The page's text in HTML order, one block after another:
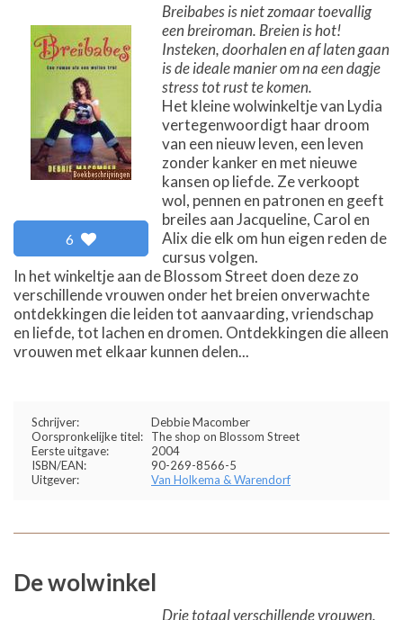
6
Breibabes is niet zomaar toevallig
een breiroman. Breien is hot!
Insteken, doorhalen en af laten gaan
is de ideale manier om na een dagje
stress tot rust te komen.
Het kleine wolwinkeltje van Lydia
vertegenwoordigt haar droom
van een nieuw leven, een leven
zonder kanker en met nieuwe
kansen op liefde. Ze verkoopt
wol, pennen en patronen en geeft
breiles aan Jacqueline, Carol en
Alix die elk om hun eigen reden de
cursus volgen.
In het winkeltje aan de Blossom Street doen deze zo
verschillende vrouwen onder het breien onverwachte
ontdekkingen die leiden tot aanvaarding, vriendschap
en liefde, tot lachen en dromen. Ontdekkingen die alleen
vrouwen met elkaar kunnen delen...
Schrijver:
Debbie Macomber
Oorspronkelijke titel:
The shop on Blossom Street
Eerste uitgave:
2004
ISBN/EAN:
90-269-8566-5
Uitgever:
Van Holkema & Warendorf
De wolwinkel
Drie totaal verschillende vrouwen.